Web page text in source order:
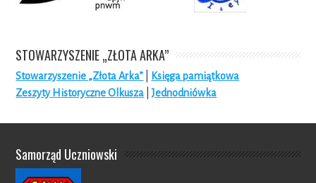
STOWARZYSZENIE „ZŁOTA ARKA”
Stowarzyszenie „Złota Arka”
Księga pamiątkowa
Zeszyty Historyczne Olkusza |Jednodniówka
Samorząd Uczniowski